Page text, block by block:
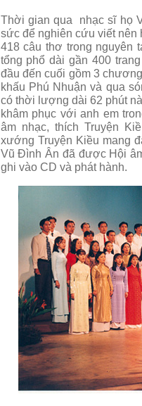
Thời gian qua
nhạc sĩ họ
sức để nghiên cứu viết nên
418 câu thơ trong nguyên
tổng phổ dài gần 400
đầu đến cuối gồm 3
khấu Phú Nhuận và qua
có thời lượng dài 62 phút
khâm phục với anh em
âm nhạc, thích Truyện
xướng Truyện Kiều mang
Vũ Đình Ân đã được Hội
ghi vào CD và phát hành.